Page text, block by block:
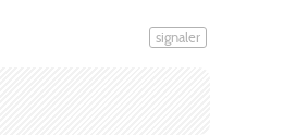
signaler